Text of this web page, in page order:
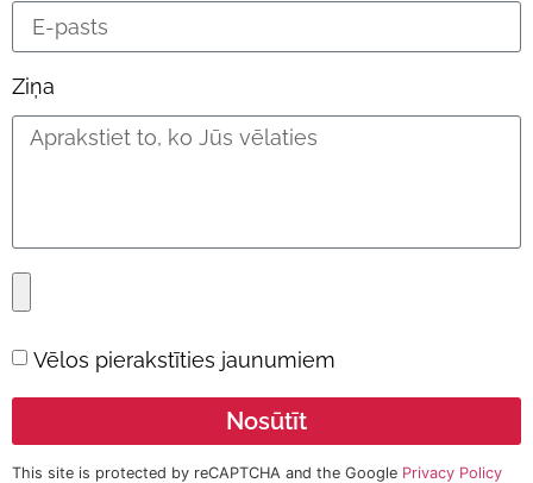
Ziņa
Vēlos pierakstīties jaunumiem
Nosūtīt
This site is protected by reCAPTCHA and the Google Privacy Policy